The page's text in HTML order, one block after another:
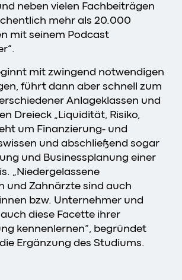
neben vielen Fachbeiträgen
mehr als 20.000
mit seinem Podcast
mit zwingend notwendigen
führt dann aber schnell zum
Anlageklassen und
Dreieck „Liquidität, Risiko,
um Finanzierung- und
und abschließend sogar
und Businessplanung einer
„Niedergelassene
und Zahnärzte sind auch
bzw. Unternehmer und
diese Facette ihrer
kennenlernen“, begründet
Ergänzung des Studiums.